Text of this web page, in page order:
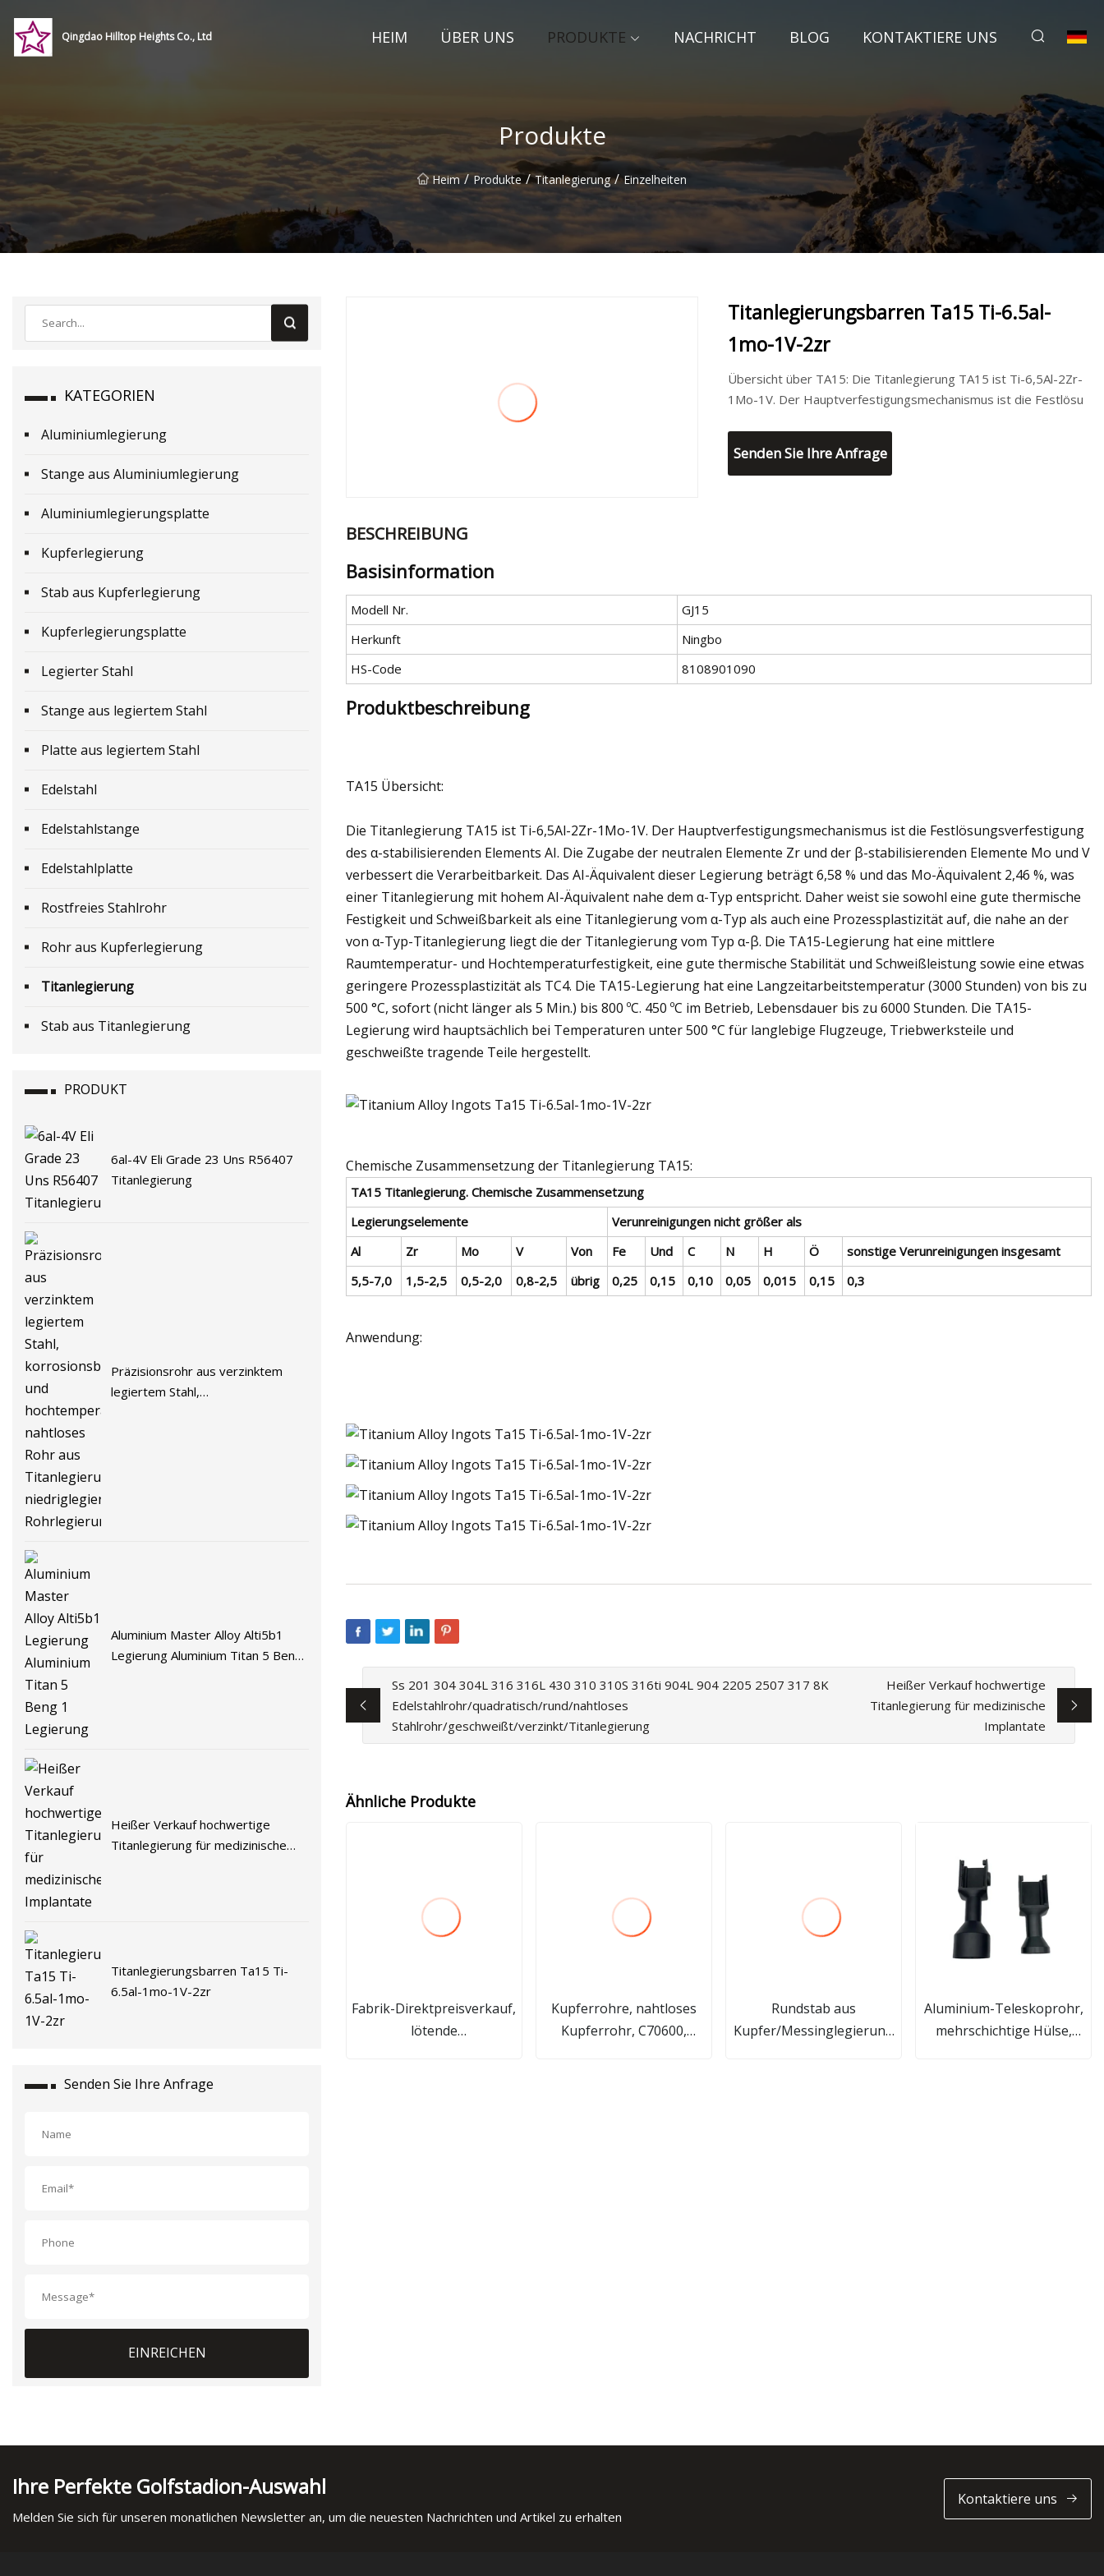
Qingdao Hilltop Heights Co., Ltd HEIM ÜBER UNS PRODUKTE NACHRICHT BLOG KONTAKTIERE UNS
Produkte
Heim / Produkte / Titanlegierung / Einzelheiten
KATEGORIEN
Aluminiumlegierung
Stange aus Aluminiumlegierung
Aluminiumlegierungsplatte
Kupferlegierung
Stab aus Kupferlegierung
Kupferlegierungsplatte
Legierter Stahl
Stange aus legiertem Stahl
Platte aus legiertem Stahl
Edelstahl
Edelstahlstange
Edelstahlplatte
Rostfreies Stahlrohr
Rohr aus Kupferlegierung
Titanlegierung
Stab aus Titanlegierung
PRODUKT
6al-4V Eli Grade 23 Uns R56407
Titanlegierung
Präzisionsrohr aus verzinktem
legiertem Stahl,
Aluminium Master Alloy Alti5b1
Legierung Aluminium Titan 5 Beng
Heißer Verkauf hochwertige
Titanlegierung für medizinische
Titanlegierungsbarren Ta15 Ti-
6.5al-1mo-1V-2zr
Senden Sie Ihre Anfrage
EINREICHEN
Titanlegierungsbarren Ta15 Ti-6.5al-
1mo-1V-2zr
Übersicht über TA15: Die Titanlegierung TA15 ist Ti-6,5Al-2Zr-
1Mo-1V. Der Hauptverfestigungsmechanismus ist die Festlösu
Senden Sie Ihre Anfrage
BESCHREIBUNG
Basisinformation
Modell Nr.
GJ15
Herkunft
Ningbo
HS-Code
8108901090
Produktbeschreibung
TA15 Übersicht:
Die Titanlegierung TA15 ist Ti-6,5Al-2Zr-1Mo-1V. Der Hauptverfestigungsmechanismus ist die Festlösungsverfestigung
des α-stabilisierenden Elements AI. Die Zugabe der neutralen Elemente Zr und der β-stabilisierenden Elemente Mo und V
verbessert die Verarbeitbarkeit. Das AI-Äquivalent dieser Legierung beträgt 6,58 % und das Mo-Äquivalent 2,46 %, was
einer Titanlegierung mit hohem AI-Äquivalent nahe dem α-Typ entspricht. Daher weist sie sowohl eine gute thermische
Festigkeit und Schweißbarkeit als eine Titanlegierung vom α-Typ als auch eine Prozessplastizität auf, die nahe an der
von α-Typ-Titanlegierung liegt die der Titanlegierung vom Typ α-β. Die TA15-Legierung hat eine mittlere
Raumtemperatur- und Hochtemperaturfestigkeit, eine gute thermische Stabilität und Schweißleistung sowie eine etwas
geringere Prozessplastizität als TC4. Die TA15-Legierung hat eine Langzeitarbeitstemperatur (3000 Stunden) von bis zu
500 °C, sofort (nicht länger als 5 Min.) bis 800 ºC. 450 ºC im Betrieb, Lebensdauer bis zu 6000 Stunden. Die TA15-
Legierung wird hauptsächlich bei Temperaturen unter 500 °C für langlebige Flugzeuge, Triebwerksteile und
geschweißte tragende Teile hergestellt.
Chemische Zusammensetzung der Titanlegierung TA15:
TA15 Titanlegierung. Chemische Zusammensetzung
Legierungselemente
Verunreinigungen nicht größer als
Al
Zr Mo V Von Fe Und C N H Ö
sonstige Verunreinigungen insgesamt
5,5-7,0
1,5-2,5 0,5-2,0 0,8-2,5 übrig 0,25 0,15 0,10 0,05 0,015 0,15 0,3
Anwendung:
Ss 201 304 304L 316 316L 430 310 310S 316ti 904L 904 2205 2507 317 8K
Edelstahlrohr/quadratisch/rund/nahtloses
Stahlrohr/geschweißt/verzinkt/Titanlegierung
Heißer Verkauf hochwertige
Titanlegierung für medizinische
Implantate
Ähnliche Produkte
Fabrik-Direktpreisverkauf,
lötende
Kupferrohre, nahtloses
Kupferrohr, C70600,
Rundstab aus
Kupfer/Messinglegierung
Aluminium-Teleskoprohr,
mehrschichtige Hülse,
Ihre Perfekte Golfstadion-Auswahl
Melden Sie sich für unseren monatlichen Newsletter an, um die neuesten Nachrichten und Artikel zu erhalten
Kontaktiere uns